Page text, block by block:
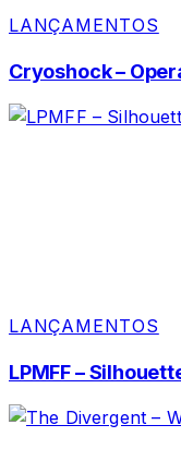
LANÇAMENTOS
Cryoshock –
LANÇAMENTOS
LPMFF –